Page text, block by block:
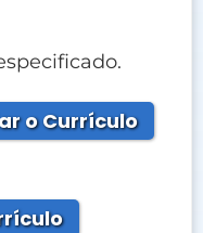
o Currículo